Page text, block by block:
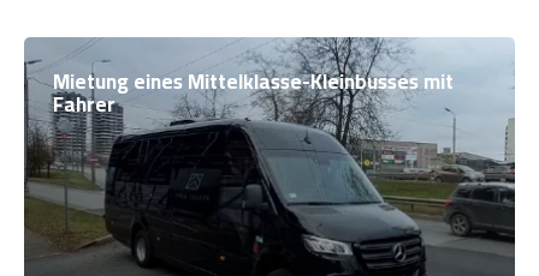
Mietung eines Mittelklasse-Kleinbusses mit
Fahrer